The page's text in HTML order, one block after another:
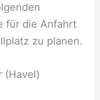
für die Anfahrt
zu planen.
(Havel)